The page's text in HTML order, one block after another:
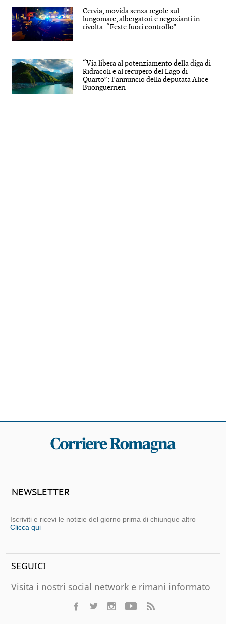
Cervia, movida senza regole sul
lungomare, albergatori e negozianti in
rivolta: “Feste fuori controllo”
“Via libera al potenziamento della diga di
Ridracoli e al recupero del Lago di
Quarto”: l’annuncio della deputata Alice
Buonguerrieri
NEWSLETTER
Iscriviti e ricevi le notizie del giorno prima di chiunque altro
Clicca qui
SEGUICI
Visita i nostri social network e rimani informato